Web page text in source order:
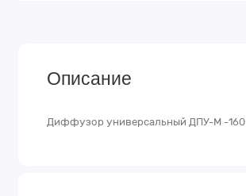
Описание
Диффузор универсальный ДПУ-М -160